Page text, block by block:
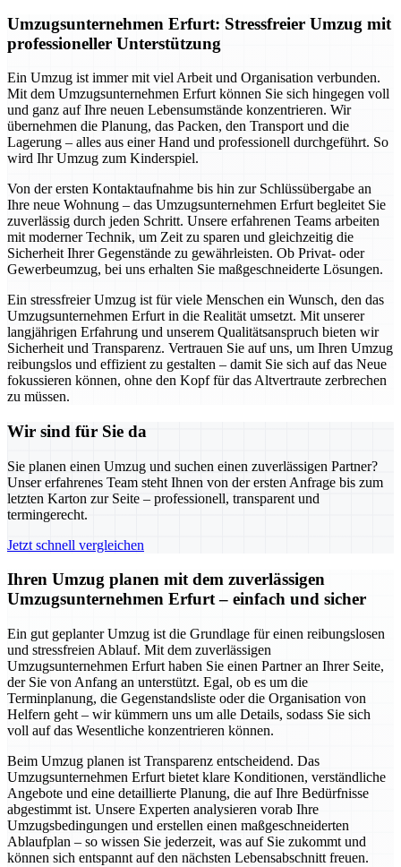
Umzugsunternehmen Erfurt: Stressfreier Umzug mit
professioneller Unterstützung
Ein Umzug ist immer mit viel Arbeit und Organisation verbunden.
Mit dem Umzugsunternehmen Erfurt können Sie sich hingegen voll
und ganz auf Ihre neuen Lebensumstände konzentrieren. Wir
übernehmen die Planung, das Packen, den Transport und die
Lagerung – alles aus einer Hand und professionell durchgeführt. So
wird Ihr Umzug zum Kinderspiel.
Von der ersten Kontaktaufnahme bis hin zur Schlüssübergabe an
Ihre neue Wohnung – das Umzugsunternehmen Erfurt begleitet Sie
zuverlässig durch jeden Schritt. Unsere erfahrenen Teams arbeiten
mit moderner Technik, um Zeit zu sparen und gleichzeitig die
Sicherheit Ihrer Gegenstände zu gewährleisten. Ob Privat- oder
Gewerbeumzug, bei uns erhalten Sie maßgeschneiderte Lösungen.
Ein stressfreier Umzug ist für viele Menschen ein Wunsch, den das
Umzugsunternehmen Erfurt in die Realität umsetzt. Mit unserer
langjährigen Erfahrung und unserem Qualitätsanspruch bieten wir
Sicherheit und Transparenz. Vertrauen Sie auf uns, um Ihren Umzug
reibungslos und effizient zu gestalten – damit Sie sich auf das Neue
fokussieren können, ohne den Kopf für das Altvertraute zerbrechen
zu müssen.
Wir sind für Sie da
Sie planen einen Umzug und suchen einen zuverlässigen Partner?
Unser erfahrenes Team steht Ihnen von der ersten Anfrage bis zum
letzten Karton zur Seite – professionell, transparent und
termingerecht.
Jetzt schnell vergleichen
Ihren Umzug planen mit dem zuverlässigen
Umzugsunternehmen Erfurt – einfach und sicher
Ein gut geplanter Umzug ist die Grundlage für einen reibungslosen
und stressfreien Ablauf. Mit dem zuverlässigen
Umzugsunternehmen Erfurt haben Sie einen Partner an Ihrer Seite,
der Sie von Anfang an unterstützt. Egal, ob es um die
Terminplanung, die Gegenstandsliste oder die Organisation von
Helfern geht – wir kümmern uns um alle Details, sodass Sie sich
voll auf das Wesentliche konzentrieren können.
Beim Umzug planen ist Transparenz entscheidend. Das
Umzugsunternehmen Erfurt bietet klare Konditionen, verständliche
Angebote und eine detaillierte Planung, die auf Ihre Bedürfnisse
abgestimmt ist. Unsere Experten analysieren vorab Ihre
Umzugsbedingungen und erstellen einen maßgeschneiderten
Ablaufplan – so wissen Sie jederzeit, was auf Sie zukommt und
können sich entspannt auf den nächsten Lebensabschnitt freuen.